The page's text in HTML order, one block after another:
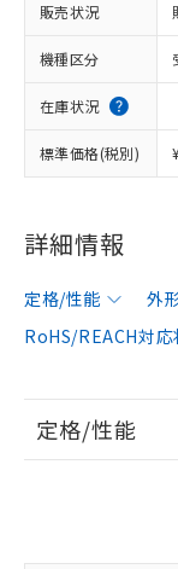
販売状況
機種区分
在庫状況
標準価格(税別)
詳細情報
定格/性能 外
RoHS/REACH対応
定格/性能